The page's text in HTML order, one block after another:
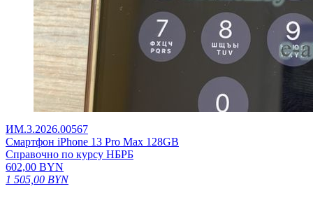
ИМ.3.2026.00567
Смартфон iPhone 13 Pro Max 128GB
Справочно по курсу НБРБ
602,00 BYN
1 505,00 BYN